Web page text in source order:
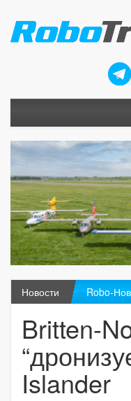
Новости Robo-
Britten-
Islander